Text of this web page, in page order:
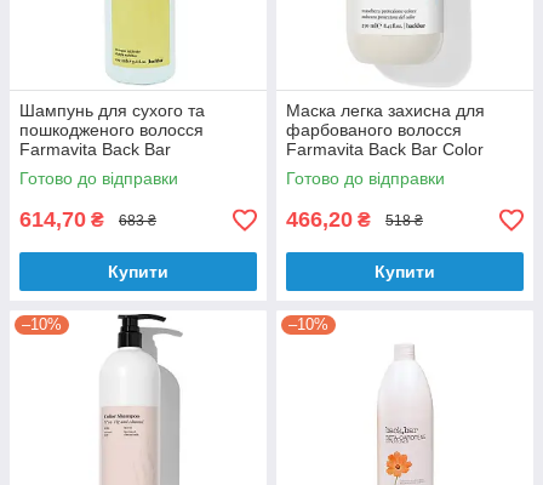
Шампунь для сухого та
пошкодженого волосся
Farmavita Back Bar
Nourishing Shampoo Argan
and Honey No 2 1000 мл
Готово до відправки
614,70 ₴ 683 ₴
Купити
Маска легка захисна для
фарбованого волосся
Farmavita Back Bar Color
Mask Cream Plus No5 250 мл
Готово до відправки
466,20 ₴ 518 ₴
Купити
–10% –10%